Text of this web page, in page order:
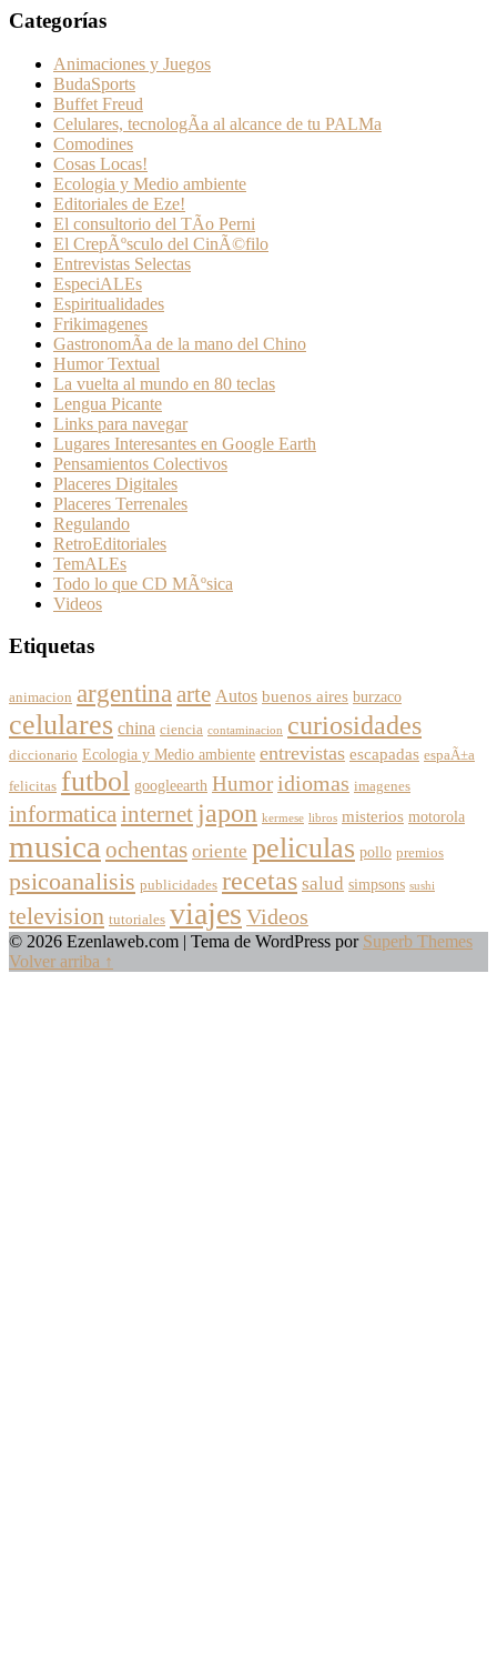
Categorías
Animaciones y Juegos
BudaSports
Buffet Freud
Celulares, tecnologÃ­a al alcance de tu PALMa
Comodines
Cosas Locas!
Ecologia y Medio ambiente
Editoriales de Eze!
El consultorio del TÃ­o Perni
El CrepÃºsculo del CinÃ©filo
Entrevistas Selectas
EspeciALEs
Espiritualidades
Frikimagenes
GastronomÃ­a de la mano del Chino
Humor Textual
La vuelta al mundo en 80 teclas
Lengua Picante
Links para navegar
Lugares Interesantes en Google Earth
Pensamientos Colectivos
Placeres Digitales
Placeres Terrenales
Regulando
RetroEditoriales
TemALEs
Todo lo que CD MÃºsica
Videos
Etiquetas
animacion argentinaarte Autos buenos aires burzaco
celulares china ciencia contaminacion curiosidades
diccionario Ecologia y Medio ambiente entrevistas escapadas espaÃ±a
felicitas futbol googleearth Humor idiomas imagenes
informaticainternet japon kermese libros misterios motorola
musica ochentas oriente peliculas pollo premios
psicoanalisis publicidades recetas salud simpsons sushi
television tutoriales viajes Videos
© 2026 Ezenlaweb.com | Tema de WordPress por Superb Themes
Volver arriba ↑